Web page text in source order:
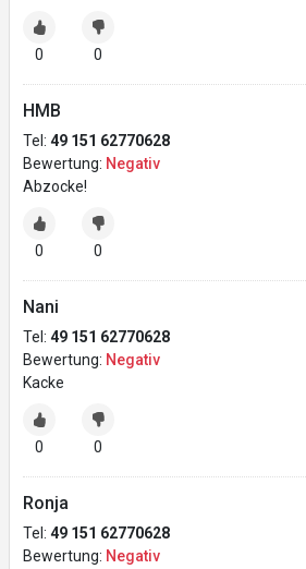
0 0
HMB
Tel: 49 151 62770628
Bewertung: Negativ
Abzocke!
0 0
Nani
Tel: 49 151 62770628
Bewertung: Negativ
Kacke
0 0
Ronja
Tel: 49 151 62770628
Bewertung: Negativ